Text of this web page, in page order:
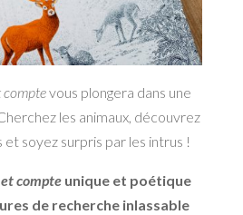
comptevous plongera dans une
les animaux, découvrez
soyez surpris par les intrus !
compteunique et poétique
de recherche inlassable